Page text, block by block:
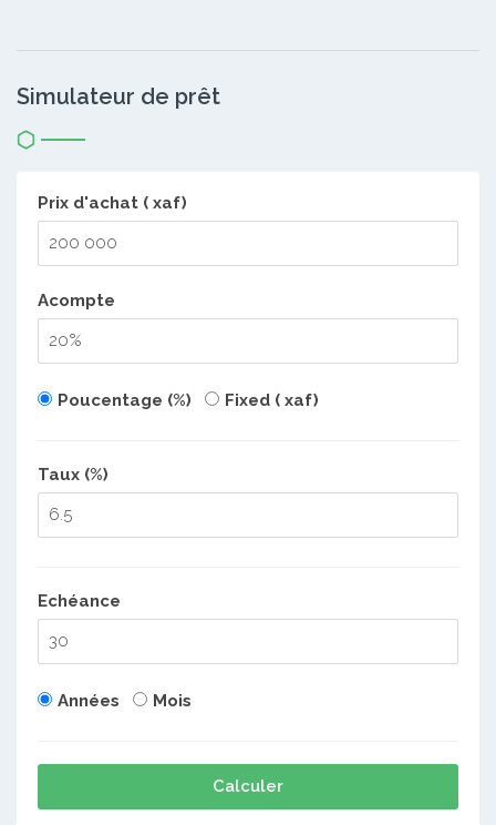
Simulateur de prêt
Prix d'achat ( xaf)
Acompte
Poucentage (%) Fixed ( xaf)
Taux (%)
Echéance
Années Mois
Calculer